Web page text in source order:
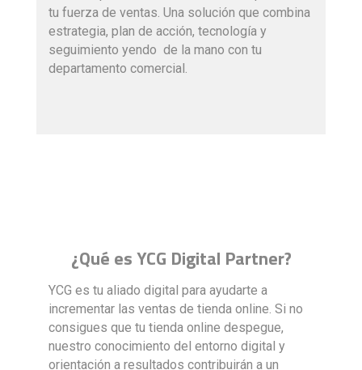
tu fuerza de ventas. Una solución que combina
estrategia, plan de acción, tecnología y
seguimiento yendo de la mano con tu
departamento comercial.
¿Qué es YCG Digital Partner?
YCG es tu aliado digital para ayudarte a
incrementar las ventas de tienda online. Si no
consigues que tu tienda online despegue,
nuestro conocimiento del entorno digital y
orientación a resultados contribuirán a un